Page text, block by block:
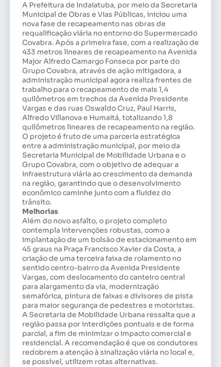
A Prefeitura de Indaiatuba, por meio da Secretaria
Municipal de Obras e Vias Públicas, iniciou uma
nova fase de recapeamento nas obras de
requalificação viária no entorno do Supermercado
Covabra. Após a primeira fase, com a realização de
433 metros lineares de recapeamento na Avenida
Major Alfredo Camargo Fonseca por parte do
Grupo Covabra, através de ação mitigadora, a
administração municipal agora realiza frentes de
trabalho para o recapeamento de mais 1,4
quilômetros em trechos da Avenida Presidente
Vargas e das ruas Oswaldo Cruz, Paul Harris,
Alfredo Villanova e Humaitá, totalizando 1,8
quilômetros lineares de recapeamento na região.
O projeto é fruto de uma parceria estratégica
entre a administração municipal, por meio da
Secretaria Municipal de Mobilidade Urbana e o
Grupo Covabra, com o objetivo de adequar a
infraestrutura viária ao crescimento da demanda
na região, garantindo que o desenvolvimento
econômico caminhe junto com a fluidez do
trânsito.
Melhorias
Além do novo asfalto, o projeto completo
contempla intervenções robustas, como a
implantação de um bolsão de estacionamento em
45 graus na Praça Francisco Xavier da Costa, a
criação de uma terceira faixa de rolamento no
sentido centro-bairro da Avenida Presidente
Vargas, com deslocamento do canteiro central
para alargamento da via, modernização
semafórica, pintura de faixas e divisores de pista
para maior segurança de pedestres e motoristas.
A Secretaria de Mobilidade Urbana ressalta que a
região passa por interdições pontuais e de forma
parcial, a fim de minimizar o impacto comercial e
residencial. A recomendação é que os condutores
redobrem a atenção à sinalização viária no local e,
se possível, utilizem rotas alternativas.